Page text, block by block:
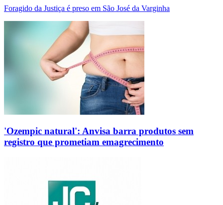
Foragido da Justiça é preso em São José da Varginha
'Ozempic natural': Anvisa barra produtos sem
registro que prometiam emagrecimento